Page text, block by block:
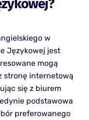
w
Językowej jest
mogą
stronę internetową
się z biurem
podstawowa
preferowanego